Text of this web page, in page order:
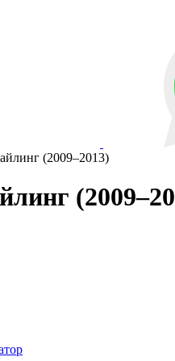
(2009–2013)